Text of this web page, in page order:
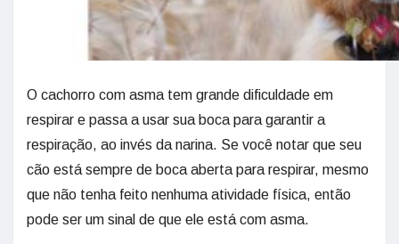
O cachorro com asma tem grande dificuldade em
respirar e passa a usar sua boca para garantir a
respiração, ao invés da narina. Se você notar que seu
cão está sempre de boca aberta para respirar, mesmo
que não tenha feito nenhuma atividade física, então
pode ser um sinal de que ele está com asma.